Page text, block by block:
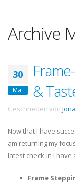
Archive
30
Mai
&
Geschrieben von
Now that I have
am returning my
latest check-in I
Frame